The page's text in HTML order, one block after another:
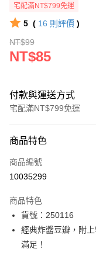
宅配滿NT$799免運
5 ( 16 則評價 )
NT$99
NT$85
付款與運送方式
宅配滿NT$799免運
icash Pay
信用卡一次付款
LINE Pay
Apple Pay
商品特色
商品編號
10035299
商品特色
貨號：250116
經典炸醬豆瓣，附
滿足！